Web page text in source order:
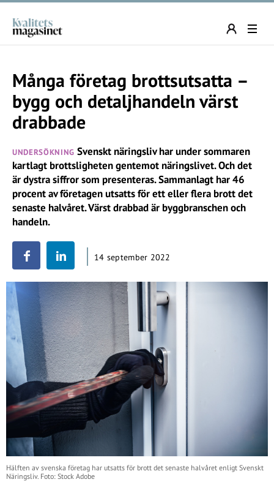
Många företag brottsutsatta –
bygg och detaljhandeln värst
drabbade
UNDERSÖKNING Svenskt näringsliv har under sommaren
kartlagt brottsligheten gentemot näringslivet. Och det
är dystra siffror som presenteras. Sammanlagt har 46
procent av företagen utsatts för ett eller flera brott det
senaste halvåret. Värst drabbad är byggbranschen och
handeln.
14 september 2022
Hälften av svenska företag har utsatts för brott det senaste halvåret enligt Svenskt
Näringsliv. Foto: Stock Adobe